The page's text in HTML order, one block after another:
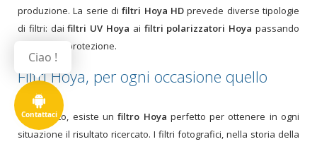
produzione. La serie difiltri Hoya HD prevede diverse tipologie
di filtri: daifiltri UV Hoya ai filtri polarizzatori Hoya passando
per i filtri di protezione.
Filtri Hoya, per ogni occasione quello
giusto
Come visto, esiste unfiltro Hoya perfetto per ottenere in ogni
situazione il risultato ricercato. I filtri fotografici, nella storia della
Contattaci
Ciao !